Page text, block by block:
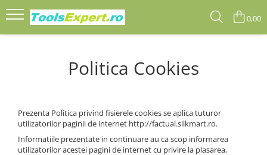
Produse
0,00
Politica Cookies
Prezenta Politica privind fisierele cookies se aplica tuturor
utilizatorilor paginii de internet http://factual.silkmart.ro.
Informatiile prezentate in continuare au ca scop informarea
utilizatorilor acestei pagini de internet cu privire la plasarea,